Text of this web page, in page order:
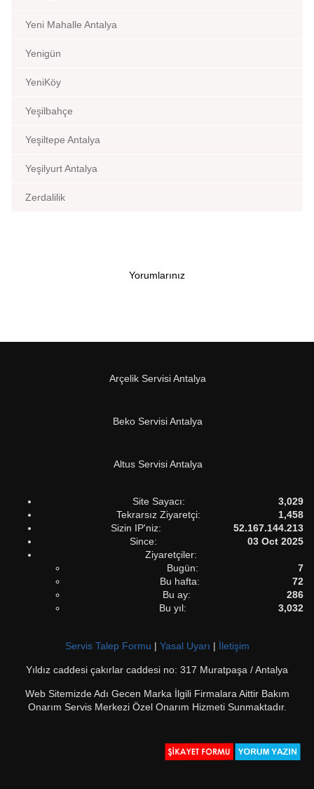
Yeni Mahalle Antalya
Yenigün
YeniKöy
Yeşilbahçe
Yeşiltepe Antalya
Yeşilyurt Antalya
Zerdalilik
Yorumlarınız
Arçelik Servisi Antalya
Beko Servisi Antalya
Altus Servisi Antalya
Site Sayacı:
3,029
Tekrarsız Ziyaretçi:
1,458
Sizin IP'niz:
52.167.144.213
Since:
03 Oct 2025
Ziyaretçiler:
Bugün:
7
Bu hafta:
72
Bu ay:
286
Bu yıl:
3,032
Servis Talep Formu | Yasal Uyarı | İletişim
Yıldız caddesi çakırlar caddesi no: 317 Muratpaşa / Antalya
Web Sitemizde Adı Gecen Marka İlgili Firmalara Aittir Bakım
Onarım Servis Merkezi Özel Onarım Hizmeti Sunmaktadır.